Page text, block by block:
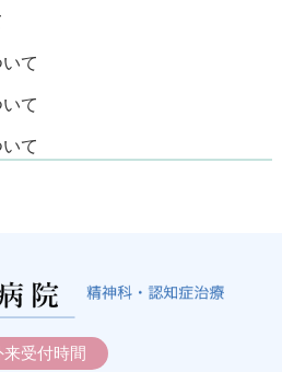
て
て
て
来受付時間